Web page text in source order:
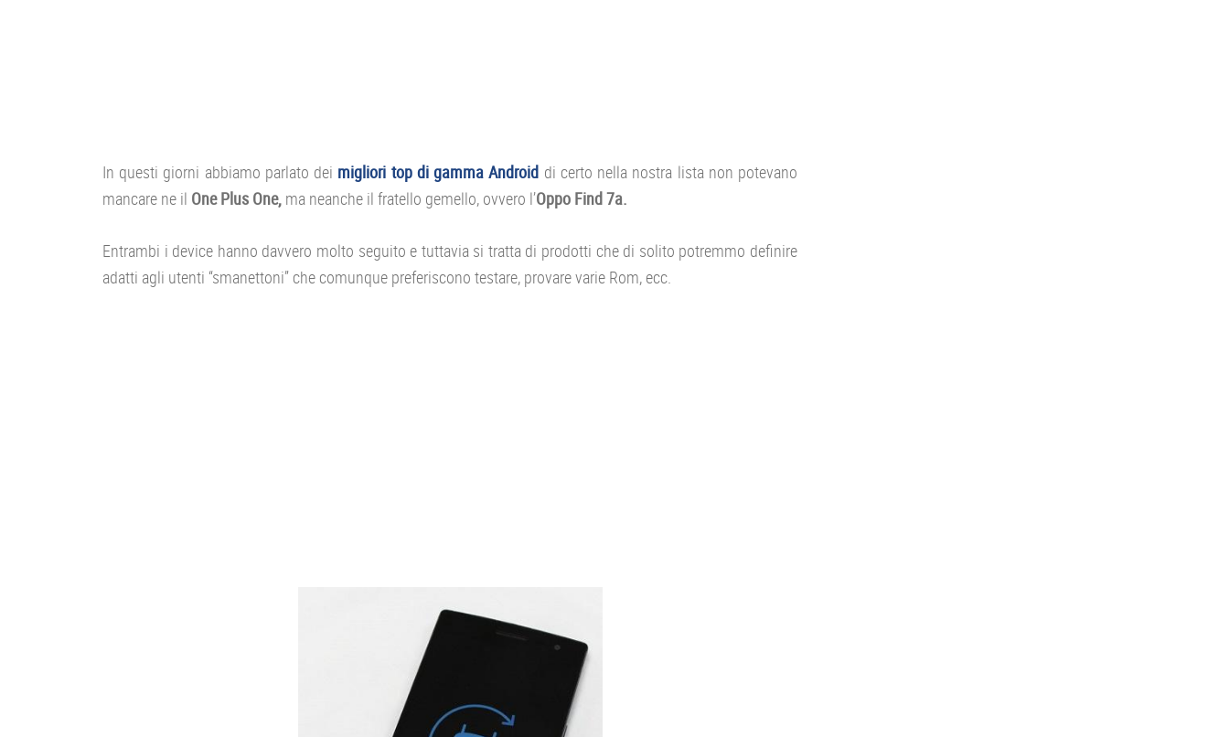
In questi giorni abbiamo parlato dei migliori top di gamma Android di certo nella nostra lista non potevano
mancare ne il One Plus One, ma neanche il fratello gemello, ovvero l’Oppo Find 7a.
Entrambi i device hanno davvero molto seguito e tuttavia si tratta di prodotti che di solito potremmo definire
adatti agli utenti “smanettoni” che comunque preferiscono testare, provare varie Rom, ecc.